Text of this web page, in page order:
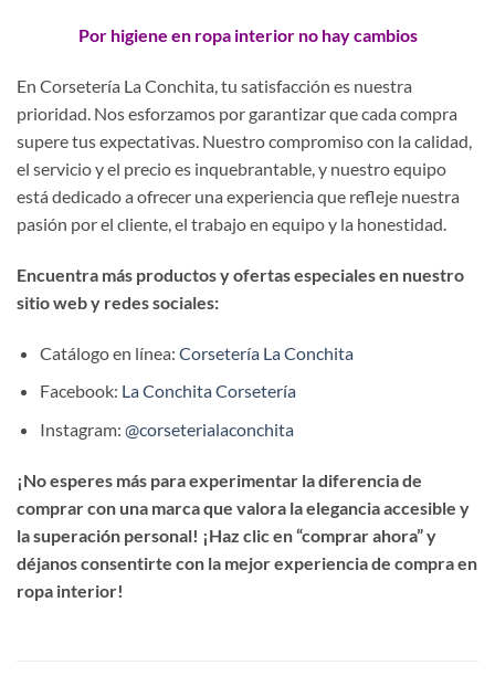
Por higiene en ropa interior no hay cambios
En Corsetería La Conchita, tu satisfacción es nuestra
prioridad. Nos esforzamos por garantizar que cada compra
supere tus expectativas. Nuestro compromiso con la calidad,
el servicio y el precio es inquebrantable, y nuestro equipo
está dedicado a ofrecer una experiencia que refleje nuestra
pasión por el cliente, el trabajo en equipo y la honestidad.
Encuentra más productos y ofertas especiales en nuestro
sitio web y redes sociales:
Catálogo en línea: Corsetería La Conchita
Facebook: La Conchita Corsetería
Instagram: @corseterialaconchita
¡No esperes más para experimentar la diferencia de
comprar con una marca que valora la elegancia accesible y
la superación personal! ¡Haz clic en “comprar ahora” y
déjanos consentirte con la mejor experiencia de compra en
ropa interior!